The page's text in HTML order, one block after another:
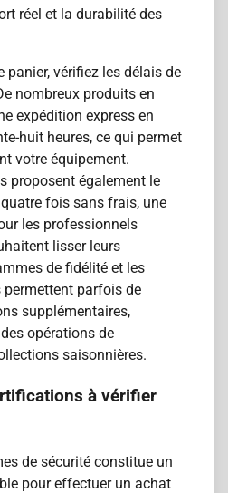
réel et la durabilité des
panier, vérifiez les délais de
nombreux produits en
expédition express en
huit heures, ce qui permet
votre équipement.
proposent également le
fois sans frais, une
les professionnels
lisser leurs
de fidélité et les
parfois de
supplémentaires,
opérations de
saisonnières.
à vérifier
de sécurité constitue un
pour effectuer un achat